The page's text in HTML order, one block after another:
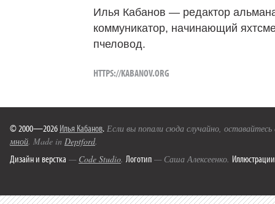
Илья Кабанов — редактор
коммуникатор, начинающий
пчеловод.
HTTPS://KABANOV.ORG
© 2000—2026 Илья Кабанов. Если вы попали сюда случайно,
мной. Made in Deptford.
Дизайн и верстка — Code Studio. Логотип — Саша Алексеенко. Иллюстрации